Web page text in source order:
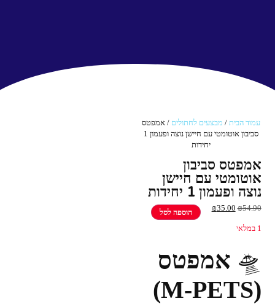
עמוד הבית / מבצעים לחתולים / אמפטס
סביבון אוטומטי עם חיישן נוצה ופעמון 1
יחידות
אמפטס סביבון
אוטומטי עם חיישן
נוצה ופעמון 1 יחידות
₪54.90
₪35.00
1 במלאי
הוספה לסל
🛸 אמפטס
(M-PETS)